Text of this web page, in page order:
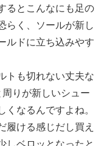
るとこんなにも足の
らく、ソールが新し
ルドに立ち込みやす
トも切れない丈夫な
りが新しいシュー
くなるんですよね。
履ける感じだし買え